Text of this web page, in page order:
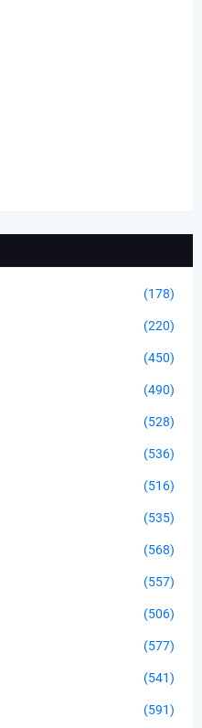
(178)
(220)
(450)
(490)
(528)
(536)
(516)
(535)
(568)
(557)
(506)
(577)
(541)
(591)